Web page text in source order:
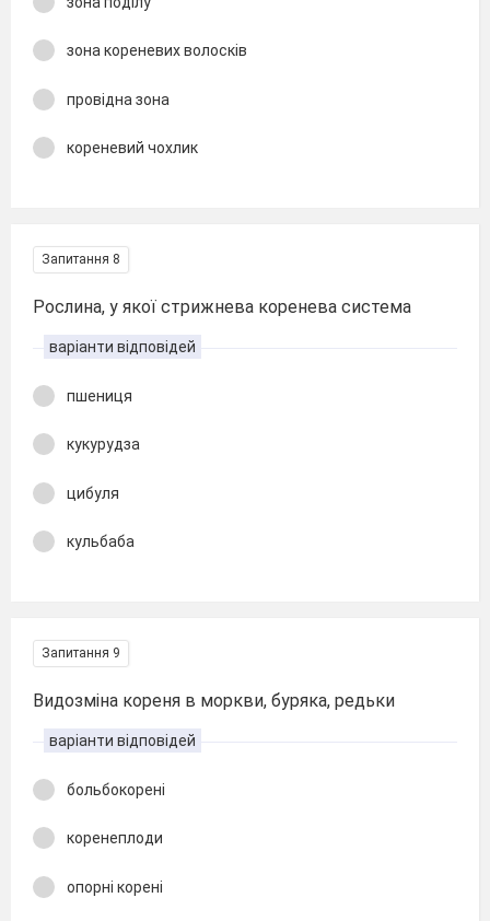
зона кореневих волосків
провідна зона
кореневий чохлик
Запитання 8
Рослина, у якої стрижнева коренева система
варіанти відповідей
пшениця
кукурудза
цибуля
кульбаба
Запитання 9
Видозміна кореня в моркви, буряка, редьки
варіанти відповідей
больбокорені
коренеплоди
опорні корені